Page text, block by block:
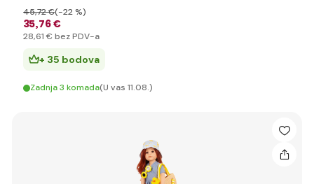
35,76 €
45,72 €(-22 %)
28,61 € bez PDV-a
+ 35 bodova
Zadnja 3 komada(U vas 11.08.)